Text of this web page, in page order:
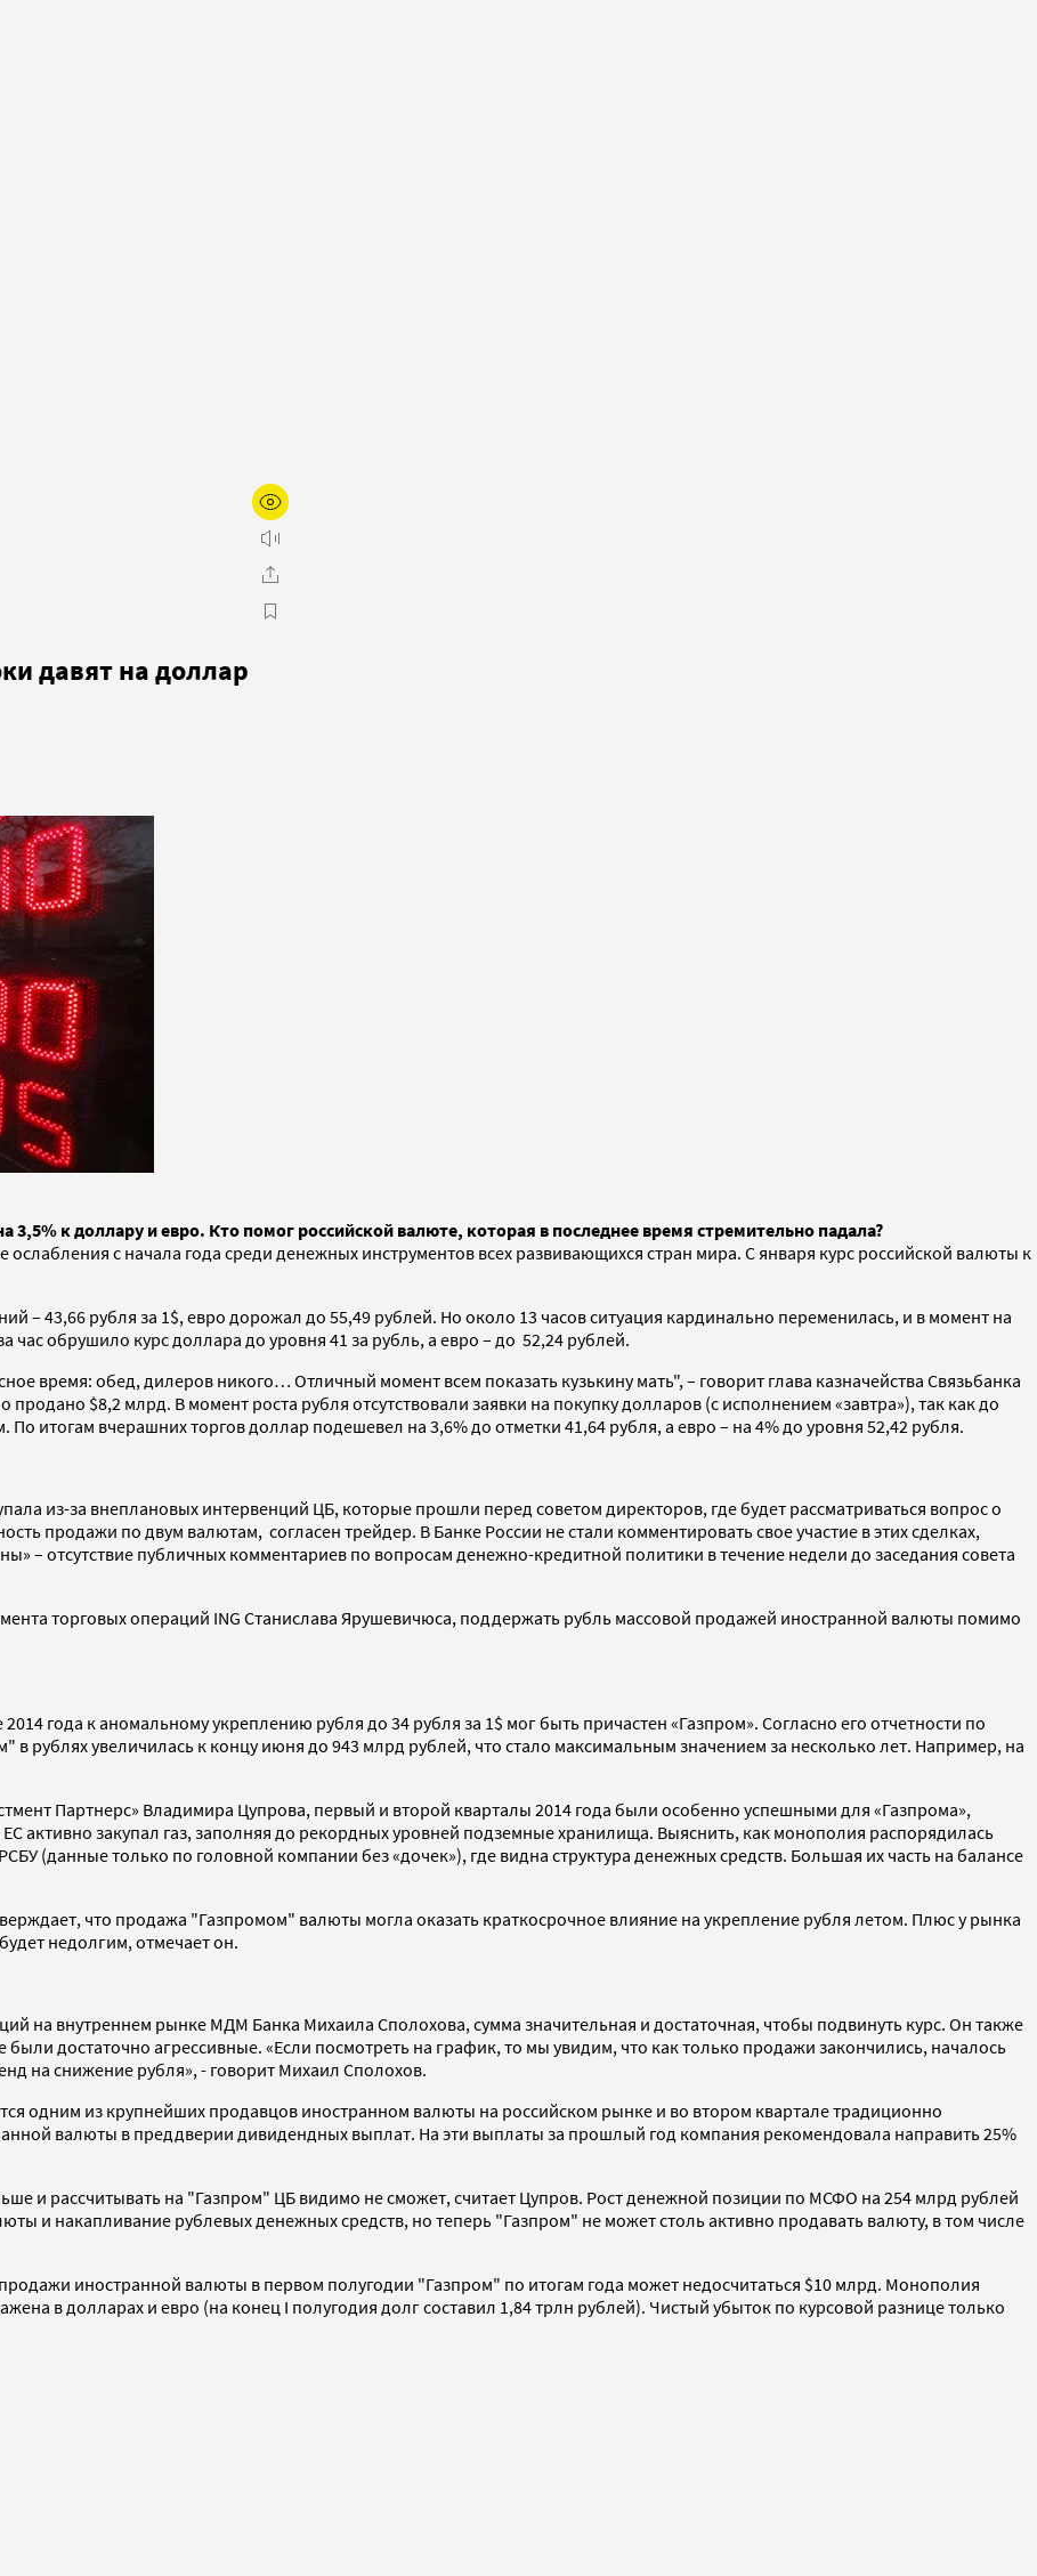
давят на доллар
к доллару и евро. Кто помог российской валюте, которая в последнее время стремительно падала?
с начала года среди денежных инструментов всех развивающихся стран мира. С января курс российской валюты к
– 43,66 рубля за 1$, евро дорожал до 55,49 рублей. Но около 13 часов ситуация кардинально переменилась, и в момент на
обрушило курс доллара до уровня 41 за рубль, а евро – до 52,24 рублей.
время: обед, дилеров никого… Отличный момент всем показать кузькину мать", – говорит глава казначейства Связьбанка
$8,2 млрд. В момент роста рубля отсутствовали заявки на покупку долларов (с исполнением «завтра»), так как до
итогам вчерашних торгов доллар подешевел на 3,6% до отметки 41,64 рубля, а евро – на 4% до уровня 52,42 рубля.
из-за внеплановых интервенций ЦБ, которые прошли перед советом директоров, где будет рассматриваться вопрос о
продажи по двум валютам, согласен трейдер. В Банке России не стали комментировать свое участие в этих сделках,
– отсутствие публичных комментариев по вопросам денежно-кредитной политики в течение недели до заседания совета
торговых операций ING Станислава Ярушевичюса, поддержать рубль массовой продажей иностранной валюты помимо
года к аномальному укреплению рубля до 34 рубля за 1$ мог быть причастен «Газпром». Согласно его отчетности по
в рублях увеличилась к концу июня до 943 млрд рублей, что стало максимальным значением за несколько лет. Например, на
Партнерс» Владимира Цупрова, первый и второй кварталы 2014 года были особенно успешными для «Газпрома»,
активно закупал газ, заполняя до рекордных уровней подземные хранилища. Выяснить, как монополия распорядилась
(данные только по головной компании без «дочек»), где видна структура денежных средств. Большая их часть на балансе
что продажа "Газпромом" валюты могла оказать краткосрочное влияние на укрепление рубля летом. Плюс у рынка
недолгим, отмечает он.
на внутреннем рынке МДМ Банка Михаила Сполохова, сумма значительная и достаточная, чтобы подвинуть курс. Он также
достаточно агрессивные. «Если посмотреть на график, то мы увидим, что как только продажи закончились, началось
на снижение рубля», - говорит Михаил Сполохов.
одним из крупнейших продавцов иностранном валюты на российском рынке и во втором квартале традиционно
валюты в преддверии дивидендных выплат. На эти выплаты за прошлый год компания рекомендовала направить 25%
и рассчитывать на "Газпром" ЦБ видимо не сможет, считает Цупров. Рост денежной позиции по МСФО на 254 млрд рублей
и накапливание рублевых денежных средств, но теперь "Газпром" не может столь активно продавать валюту, в том числе
продажи иностранной валюты в первом полугодии "Газпром" по итогам года может недосчитаться $10 млрд. Монополия
в долларах и евро (на конец I полугодия долг составил 1,84 трлн рублей). Чистый убыток по курсовой разнице только